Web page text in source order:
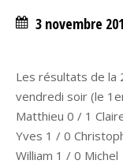
3 novembre
Les résultats de la
vendredi soir (le
Matthieu 0 / 1
Yves 1 / 0
William 1 / 0 Michel